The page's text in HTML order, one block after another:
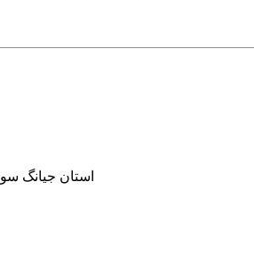
پارک صنعتی Beitou، خیابان Keji، شماره 10، شهر Yixing، استان جیانگ سو